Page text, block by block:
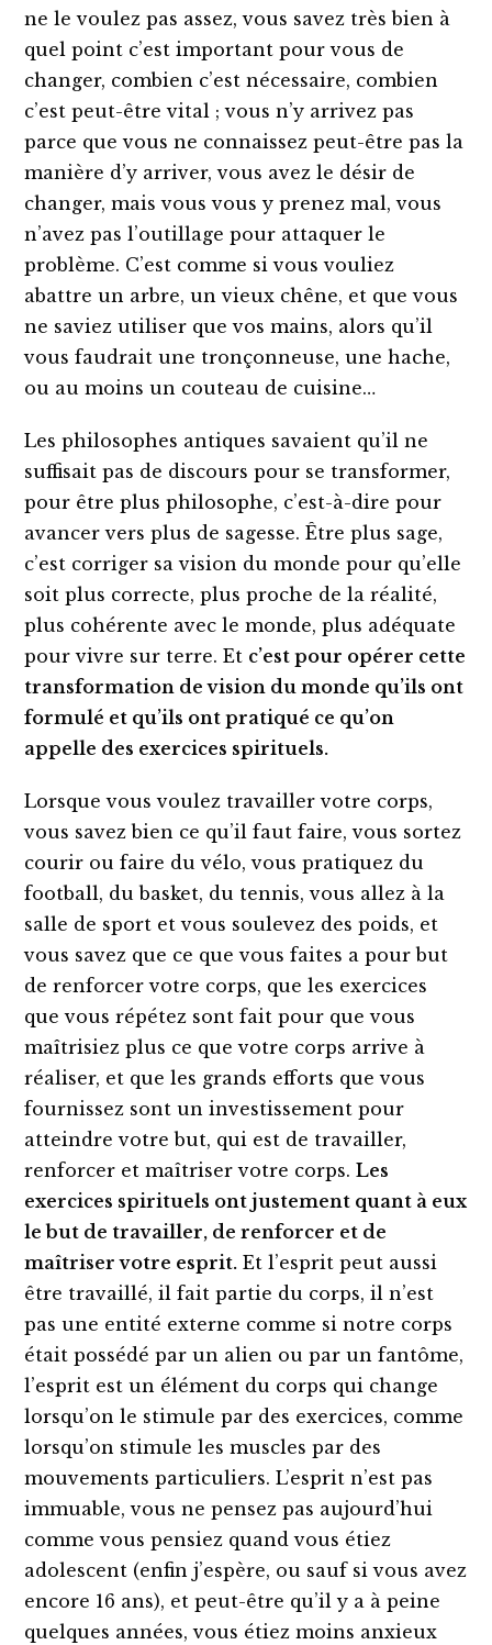
ne le voulez pas assez, vous savez très bien à
quel point c’est important pour vous de
changer, combien c’est nécessaire, combien
c’est peut-être vital ; vous n’y arrivez pas
parce que vous ne connaissez peut-être pas la
manière d’y arriver, vous avez le désir de
changer, mais vous vous y prenez mal, vous
n’avez pas l’outillage pour attaquer le
problème. C’est comme si vous vouliez
abattre un arbre, un vieux chêne, et que vous
ne saviez utiliser que vos mains, alors qu’il
vous faudrait une tronçonneuse, une hache,
ou au moins un couteau de cuisine…
Les philosophes antiques savaient qu’il ne
suffisait pas de discours pour se transformer,
pour être plus philosophe, c’est-à-dire pour
avancer vers plus de sagesse. Être plus sage,
c’est corriger sa vision du monde pour qu’elle
soit plus correcte, plus proche de la réalité,
plus cohérente avec le monde, plus adéquate
pour vivre sur terre. Et c’est pour opérer cette
transformation de vision du monde qu’ils ont
formulé et qu’ils ont pratiqué ce qu’on
appelle des exercices spirituels.
Lorsque vous voulez travailler votre corps,
vous savez bien ce qu’il faut faire, vous sortez
courir ou faire du vélo, vous pratiquez du
football, du basket, du tennis, vous allez à la
salle de sport et vous soulevez des poids, et
vous savez que ce que vous faites a pour but
de renforcer votre corps, que les exercices
que vous répétez sont fait pour que vous
maîtrisiez plus ce que votre corps arrive à
réaliser, et que les grands efforts que vous
fournissez sont un investissement pour
atteindre votre but, qui est de travailler,
renforcer et maîtriser votre corps.Les
exercices spirituels ont justement quant à eux
le but de travailler, de renforcer et de
maîtriser votre esprit. Et l’esprit peut aussi
être travaillé, il fait partie du corps, il n’est
pas une entité externe comme si notre corps
était possédé par un alien ou par un fantôme,
l’esprit est un élément du corps qui change
lorsqu’on le stimule par des exercices, comme
lorsqu’on stimule les muscles par des
mouvements particuliers. L’esprit n’est pas
immuable, vous ne pensez pas aujourd’hui
comme vous pensiez quand vous étiez
adolescent (enfin j’espère, ou sauf si vous avez
encore 16 ans), et peut-être qu’il y a à peine
quelques années, vous étiez moins anxieux